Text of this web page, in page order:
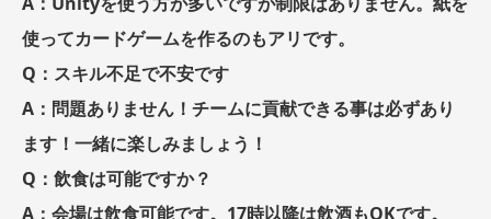
使ってカードゲームを作るのもアリです。
Q：スキル不足で不安です
A：問題ありません！チームに貢献できる事は必ずあり
ます！一緒に楽しみましょう！
Q：飲食は可能ですか？
A：会場は飲食可能です。17時以降は飲酒もOKです。